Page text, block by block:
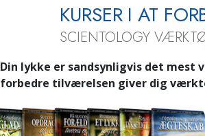
KURSER I AT
SCIENTOLOGY
Din lykke er sandsynligvis det mest
forbedre tilværelsen giver dig